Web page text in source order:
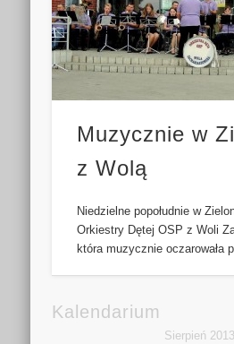
Muzycznie w
z Wolą
Niedzielne popołudnie w
Orkiestry Dętej OSP z Woli
która muzycznie oczarowała
Kalendarium
Sierpień 2013